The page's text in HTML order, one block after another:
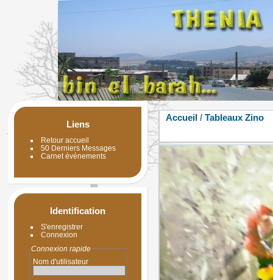
Liens
Retour accueil
50 Derniers Messages
Carnet événements
Identification
S'enregistrer
Connexion
Connexion rapide
Nom d'utilisateur
Accueil / Tableaux Zino